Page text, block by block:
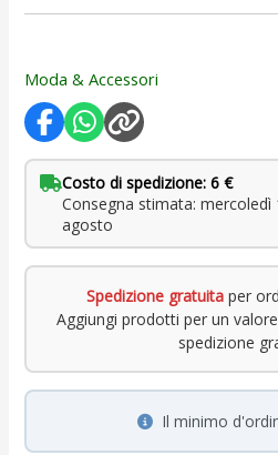
Moda & Accessori
Costo di spedizione: 6 €
Consegna stimata:
agosto
Spedizione gratuita per
Aggiungi prodotti per un
spedizione
Il minimo